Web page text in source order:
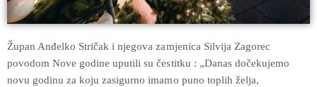
Župan Anđelko Stričak i njegova zamjenica Silvija Zagorec
povodom Nove godine uputili su čestitku : „Danas dočekujemo
novu godinu za koju zasigurno imamo puno toplih želja,